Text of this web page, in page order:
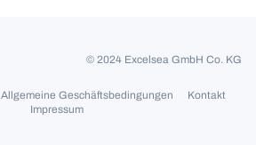
© 2024 Excelsea GmbH Co. KG
Allgemeine Geschäftsbedingungen
Kontakt
Impressum